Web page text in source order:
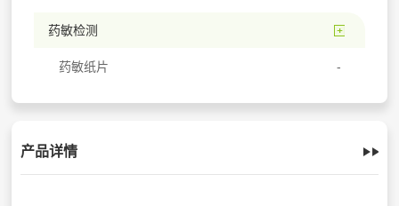
药敏检测
药敏纸片
产品详情